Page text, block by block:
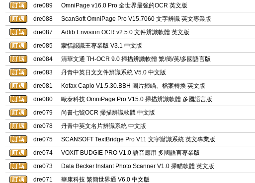
dre089
OmniPage v16.0 Pro 全世界最強的OCR 英文版
dre088
ScanSoft OmniPage Pro V15.7060 文字辨識 英文專業版
dre087
Adlib Envision OCR v2.5.0 文件辨識軟體 英文版
dre085
蒙恬認識王專業版 V3.1 中文版
dre084
清華文通 TH-OCR 9.0 掃描辨識軟體 繁/簡/英/多國語言版
dre083
丹青中英日文文件辨識系統 V5.0 中文版
dre081
Kofax Capio V1.5.30.BBH 圖片掃瞄、檔案轉換 英文版
dre080
歐泰科技 OmniPage Pro V15.0 掃描辨識軟體 多國語言版
dre079
尚書七號OCR 掃描辨識軟體 中文版
dre078
丹青中英文名片辨識系統 中文版
dre075
SCANSOFT TextBridge Pro V11 文字辦識系統 英文專業版
dre074
VOXIT BUDGIE PRO V1.0 語音應用 多國語言專業版
dre073
Data Becker Instant Photo Scanner V1.0 掃瞄軟體 英文版
dre071
華康科技 繁簡世界通 V6.0 中文版